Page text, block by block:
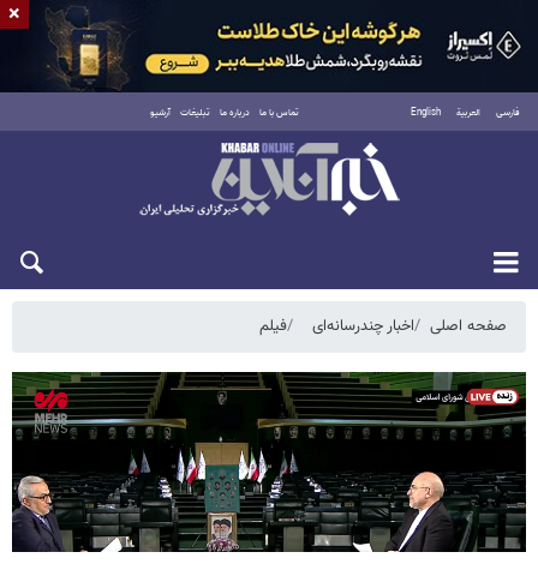
فارسی العربية English تماس با ما درباره ما تبلیغات آرشیو
پنجشنبه ۱۵ مرداد ۱۴۰۵
صفحه اصلی اخبار چندرسانه‌ای فیلم
×